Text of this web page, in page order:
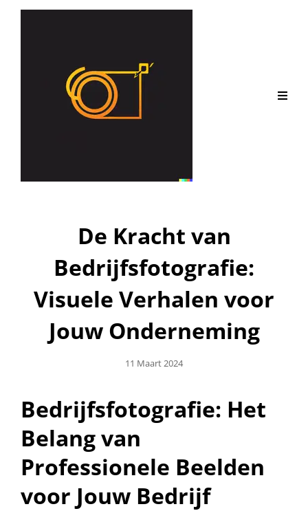
De Kracht van
Bedrijfsfotografie:
Visuele Verhalen voor
Jouw Onderneming
Geplaatst
11 Maart 2024
Bedrijfsfotografie: Het
Belang van
Professionele Beelden
voor Jouw Bedrijf